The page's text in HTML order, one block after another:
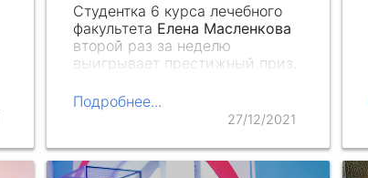
Студентка 6 курса лечебного
факультета Елена Масленкова
второй раз за неделю
выигрывает престижный приз,
профсоюзный лидер города
Москвы-2021». Напомним, что
поискового отряда
«Арьергард» взяла премию…
Подробнее...
27/12/2021